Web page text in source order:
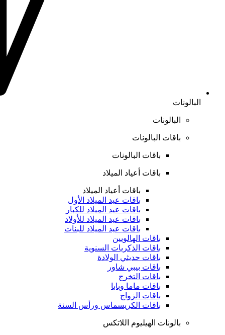
البالونات
البالونات
باقات البالونات
باقات البالونات
باقات أعياد الميلاد
باقات أعياد الميلاد
باقات عيد الميلاد الأول
باقات عيد الميلاد للكبار
باقات عيد الميلاد للأولاد
باقات عيد الميلاد للبنات
باقات الهالويين
باقات الذكريات السنوية
باقات حديثي الولادة
باقات بيبي شاور
باقات التخرج
باقات ماما وبابا
باقات الزواج
باقات الكريسماس ورأس السنة
بالونات الهيليوم اللاتكس